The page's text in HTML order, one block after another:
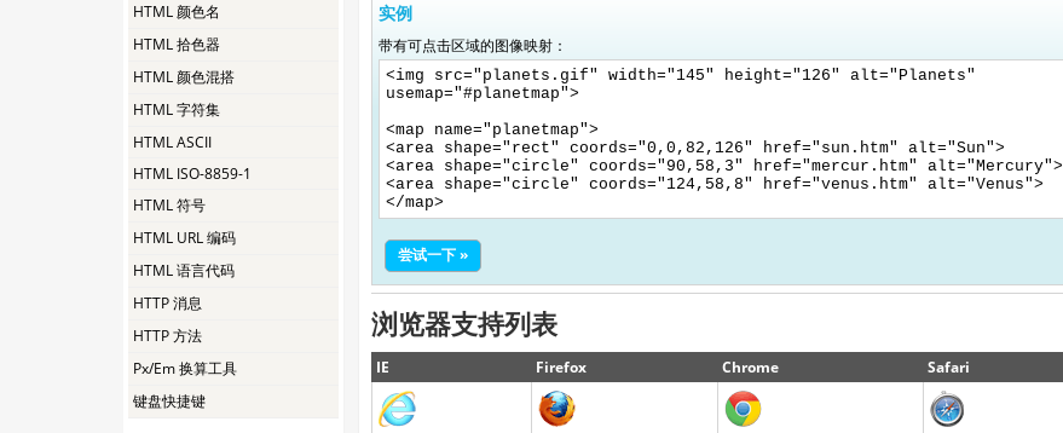
HTML 颜色名
HTML 拾色器
HTML 颜色混搭
HTML 字符集
HTML ASCII
HTML ISO-8859-1
HTML 符号
HTML URL 编码
HTML 语言代码
HTTP 消息
HTTP 方法
Px/Em 换算工具
键盘快捷键
实例
带有可点击区域的图像映射：
<img src="planets.gif" width="145" height="126" alt="Planets"
usemap="#planetmap">
<map name="planetmap">
<area shape="rect" coords="0,0,82,126" href="sun.htm" alt="Sun">
<area shape="circle" coords="90,58,3" href="mercur.htm" alt="Mercury">
<area shape="circle" coords="124,58,8" href="venus.htm" alt="Venus">
</map>
尝试一下 »
浏览器支持列表
IE Firefox Chrome Safari